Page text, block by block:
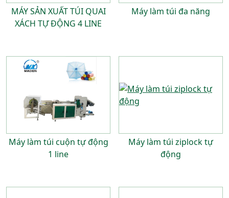
MÁY SẢN XUẤT TÚI QUAI
XÁCH TỰ ĐỘNG 4 LINE
Máy làm túi đa năng
Máy làm túi cuộn tự động
1 line
Máy làm túi ziplock tự
động